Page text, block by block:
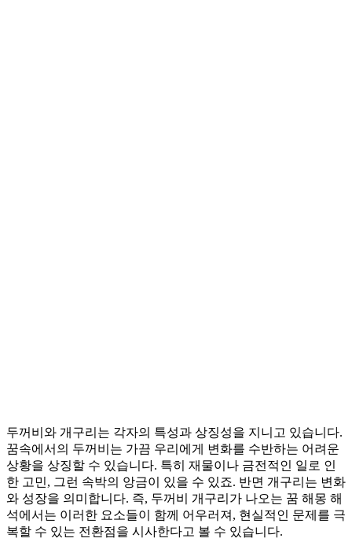
두꺼비와 개구리는 각자의 특성과 상징성을 지니고 있습니다.
꿈속에서의 두꺼비는 가끔 우리에게 변화를 수반하는 어려운
상황을 상징할 수 있습니다. 특히 재물이나 금전적인 일로 인
한 고민, 그런 속박의 앙금이 있을 수 있죠. 반면 개구리는 변화
와 성장을 의미합니다. 즉, 두꺼비 개구리가 나오는 꿈 해몽 해
석에서는 이러한 요소들이 함께 어우러져, 현실적인 문제를 극
복할 수 있는 전환점을 시사한다고 볼 수 있습니다.